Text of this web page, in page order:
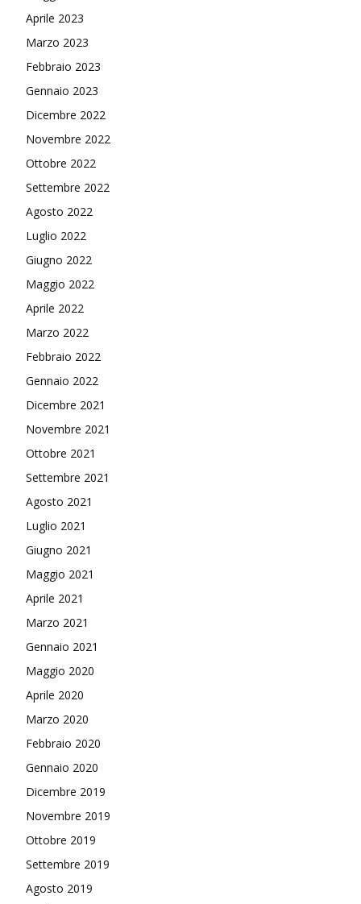
Aprile 2023
Marzo 2023
Febbraio 2023
Gennaio 2023
Dicembre 2022
Novembre 2022
Ottobre 2022
Settembre 2022
Agosto 2022
Luglio 2022
Giugno 2022
Maggio 2022
Aprile 2022
Marzo 2022
Febbraio 2022
Gennaio 2022
Dicembre 2021
Novembre 2021
Ottobre 2021
Settembre 2021
Agosto 2021
Luglio 2021
Giugno 2021
Maggio 2021
Aprile 2021
Marzo 2021
Gennaio 2021
Maggio 2020
Aprile 2020
Marzo 2020
Febbraio 2020
Gennaio 2020
Dicembre 2019
Novembre 2019
Ottobre 2019
Settembre 2019
Agosto 2019